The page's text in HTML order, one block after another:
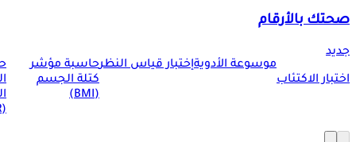
صحتك بالأرقام
جديد
اختبار الاكتئاب
موسوعة الأدويةإختبار قياس النظرحاسبة مؤشر
كتلة الجسم
(BMI)
(BMR)